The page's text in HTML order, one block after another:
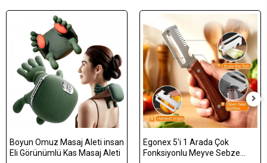
Boyun Omuz Masaj Aleti insan
Eli Görünümlü Kas Masaj Aleti
Egonex 5'i 1 Arada Çok
Fonksiyonlu Meyve Sebze